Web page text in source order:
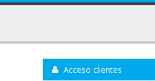
Acceso clientes